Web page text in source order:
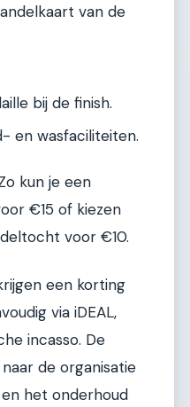
van de
bij de finish.
en wasfaciliteiten.
kun je een
€15 of kiezen
voor €10.
een korting
via iDEAL,
incasso. De
de organisatie
het onderhoud